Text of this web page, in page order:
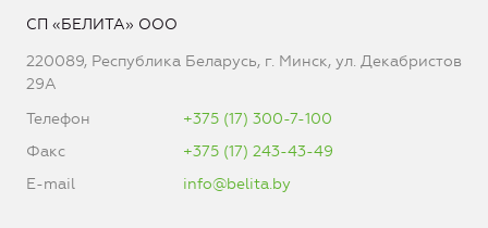
СП «БЕЛИТА» ООО
220089, Республика Беларусь, г. Минск, ул. Декабристов
29А
Телефон
+375 (17) 300-7-100
Факс
+375 (17) 243-43-49
E-mail
info@belita.by